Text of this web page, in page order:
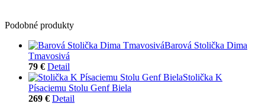
Podobné produkty
Barová Stolička Dima
Tmavosivá
79 € Detail
Stolička K
Písaciemu Stolu Genf Biela
269 € Detail